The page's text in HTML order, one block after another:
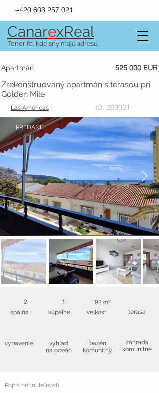
+420 603 257 021
CanarexReal
Tenerife, kde sny majú adresu.
Apartmán 525 000 EUR
Zrekonštruovaný apartmán s terasou pri
Golden Mile
Las Américas ID: 260021
PREDANÉ
2
spálňa
1
kúpeľne
92 m²
veľkosť
vybavenie
výhľad
na oceán
bazén
komunitný
terasa
záhrada
komunitné
Popis nehnuteľnosti